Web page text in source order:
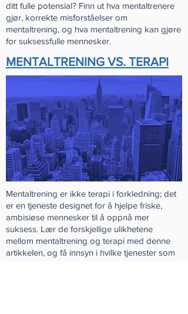
ditt fulle potensial? Finn ut hva mentaltrenere
gjør, korrekte misforståelser om
mentaltrening, og hva mentaltrening kan gjøre
for suksessfulle mennesker.
MENTALTRENING VS. TERAPI
Mentaltrening er ikke terapi i forkledning; det
er en tjeneste designet for å hjelpe friske,
ambisiøse mennesker til å oppnå mer
suksess. Lær de forskjellige ulikhetene
mellom mentaltrening og terapi med denne
artikkelen, og få innsyn i hvilke tjenester som